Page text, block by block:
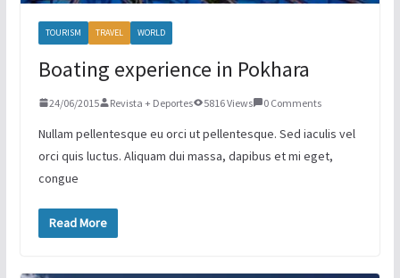
TOURISM TRAVEL WORLD
Boating experience in Pokhara
24/06/2015 Revista + Deportes 5816 Views 0 Comments
Nullam pellentesque eu orci ut pellentesque. Sed iaculis vel
orci quis luctus. Aliquam dui massa, dapibus et mi eget,
congue
Read More